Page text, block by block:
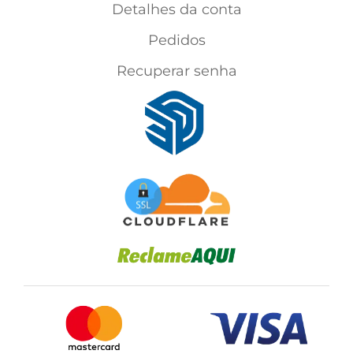
Detalhes da conta
Pedidos
Recuperar senha